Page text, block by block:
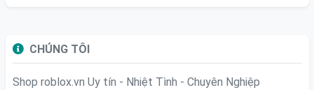
CHÚNG TÔI
Shop roblox.vn Uy tín - Nhiệt Tình - Chuyên Nghiệp